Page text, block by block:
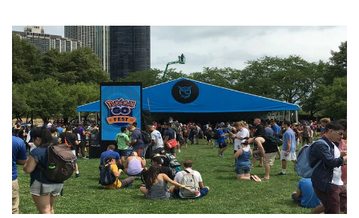
privacidad
/
Aviso
Legal
El medio de
comunicación
digital donde
encontrarás
todas las
noticias sobre